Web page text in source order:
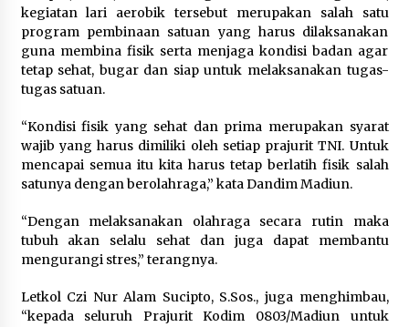
Marak Kecelakaan Kapal, Puan
Soroti Minimnya Faktor Keamanan
Transportasi Laut
Di Forum Internasional Majelis
Persaudaraan Manusia, Megawati
Soekarnoputri Tegaskan
Kepemimpinan Perempuan Bukan
Dominasi, Tapi Merawat Dan
Merangkul
Jokowi Tetap Disambut Hangat di
kegiatan lari aerobik tersebut merupakan salah satu
program pembinaan satuan yang harus dilaksanakan
guna membina fisik serta menjaga kondisi badan agar
tetap sehat, bugar dan siap untuk melaksanakan tugas-
tugas satuan.
“Kondisi fisik yang sehat dan prima merupakan syarat
wajib yang harus dimiliki oleh setiap prajurit TNI. Untuk
mencapai semua itu kita harus tetap berlatih fisik salah
satunya dengan berolahraga,” kata Dandim Madiun.
“Dengan melaksanakan olahraga secara rutin maka
tubuh akan selalu sehat dan juga dapat membantu
mengurangi stres,” terangnya.
Letkol Czi Nur Alam Sucipto, S.Sos., juga menghimbau,
“kepada seluruh Prajurit Kodim 0803/Madiun untuk